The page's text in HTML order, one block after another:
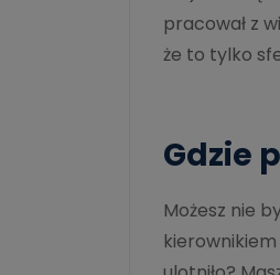
pracował z
że to tylko
Gdzie
Możesz nie